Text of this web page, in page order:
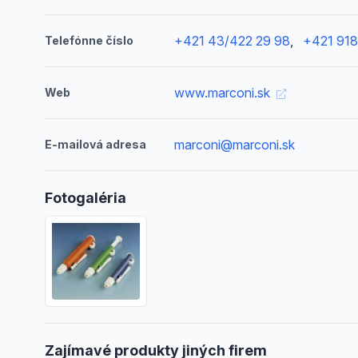
Telefónne číslo +421 43/422 29 98, +421
Web www.marconi.sk
E-mailová adresa marconi@marconi.sk
Fotogaléria
Zajímavé produkty jiných firem